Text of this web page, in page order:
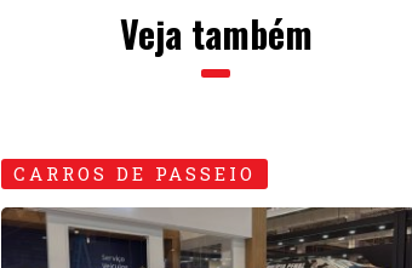
Veja também
CARROS DE PASSEIO